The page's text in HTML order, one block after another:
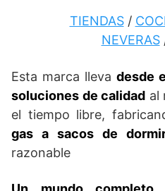
TIENDAS/
NEVERAS
Esta marca lleva desde
soluciones de calidad al
el tiempo libre,
gas a sacos de
razonable